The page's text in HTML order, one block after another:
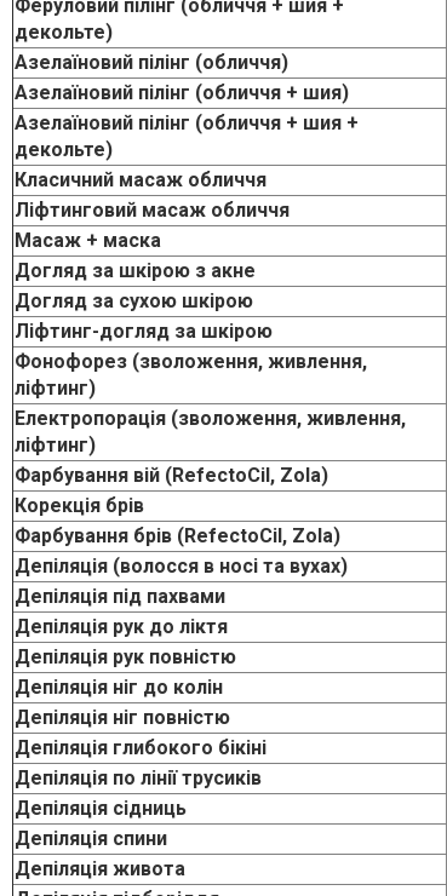
Азелаїновий пілінг (обличчя)
Азелаїновий пілінг (обличчя + шия)
Азелаїновий пілінг (обличчя + шия +
декольте)
Класичний масаж обличчя
Ліфтинговий масаж обличчя
Масаж + маска
Догляд за шкірою з акне
Догляд за сухою шкірою
Ліфтинг-догляд за шкірою
Фонофорез (зволоження, живлення,
ліфтинг)
Електропорація (зволоження, живлення,
ліфтинг)
Фарбування вій (RefectoCil, Zola)
Корекція брів
Фарбування брів (RefectoCil, Zola)
Депіляція (волосся в носі та вухах)
Депіляція під пахвами
Депіляція рук до ліктя
Депіляція рук повністю
Депіляція ніг до колін
Депіляція ніг повністю
Депіляція глибокого бікіні
Депіляція по лінії трусиків
Депіляція сідниць
Депіляція спини
Депіляція живота
Депіляція підборіддя
Депіляція верхньої губи